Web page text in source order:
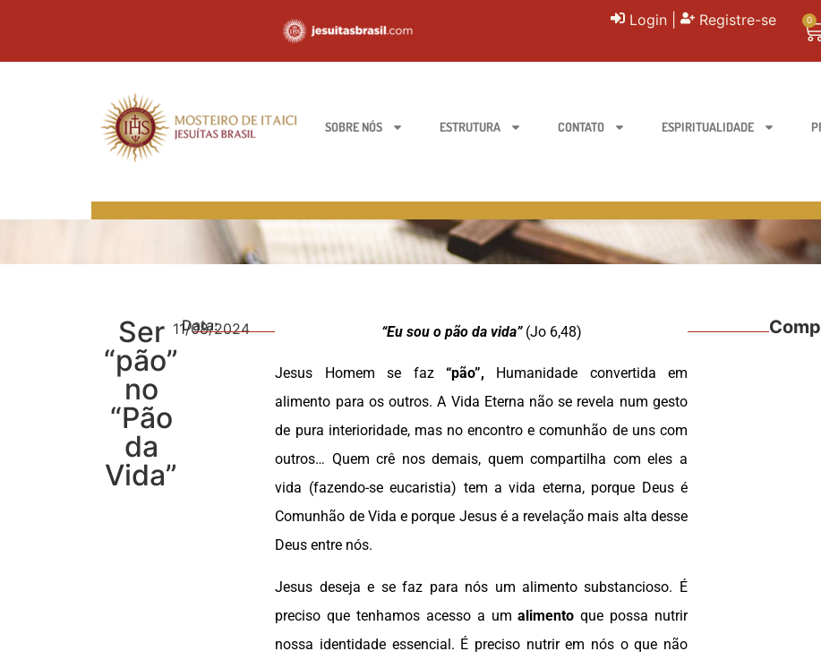
Login Registre-se 0
SOBRE NÓS ESTRUTURA CONTATO ESPIRITUALIDADE
Ser
“pão”
no
“Pão
da
Vida”
Data:
11/08/2024 “Eu sou o pão da vida”(Jo 6,48)
Jesus Homem se faz “pão”, Humanidade convertida em
alimento para os outros. A Vida Eterna não se revela num gesto
de pura interioridade, mas no encontro e comunhão de uns com
outros… Quem crê nos demais, quem compartilha com eles a
vida (fazendo-se eucaristia) tem a vida eterna, porque Deus é
Comunhão de Vida e porque Jesus é a revelação mais alta desse
Deus entre nós.
Jesus deseja e se faz para nós um alimento substancioso. É
preciso que tenhamos acesso a umalimento que possa nutrir
nossa identidade essencial. É preciso nutrir em nós o que não